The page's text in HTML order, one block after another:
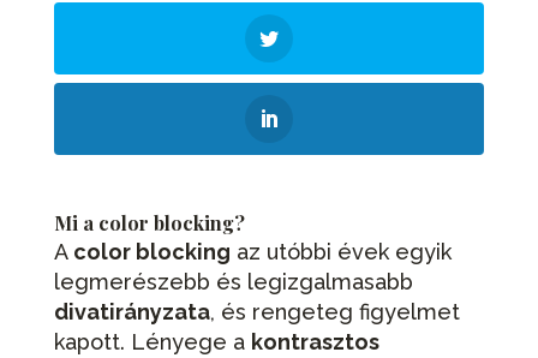
Mi a color blocking?
A color blocking az utóbbi évek egyik
legmerészebb és legizgalmasabb
divatirányzata, és rengeteg figyelmet
kapott. Lényege a kontrasztos